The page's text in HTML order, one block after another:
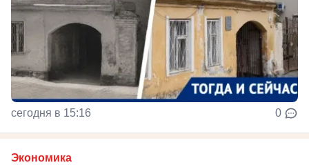
сегодня в 15:16 0
Экономика